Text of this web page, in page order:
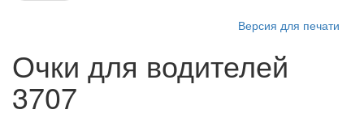
Версия для печати
Очки для водителей
3707